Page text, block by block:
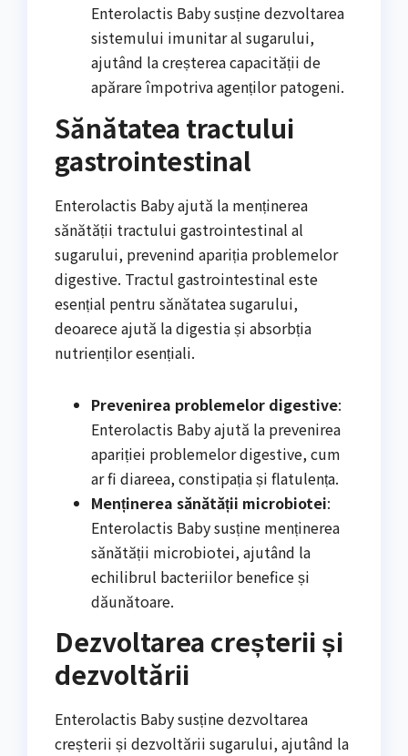
Enterolactis Baby susține dezvoltarea
sistemului imunitar al sugarului,
ajutând la creșterea capacității de
apărare împotriva agenților patogeni.
Sănătatea tractului
gastrointestinal
Enterolactis Baby ajută la menținerea
sănătății tractului gastrointestinal al
sugarului, prevenind apariția problemelor
digestive. Tractul gastrointestinal este
esențial pentru sănătatea sugarului,
deoarece ajută la digestia și absorbția
nutrienților esențiali.
Prevenirea problemelor digestive:
Enterolactis Baby ajută la prevenirea
apariției problemelor digestive, cum
ar fi diareea, constipația și flatulența.
Menținerea sănătății microbiotei:
Enterolactis Baby susține menținerea
sănătății microbiotei, ajutând la
echilibrul bacteriilor benefice și
dăunătoare.
Dezvoltarea creșterii și
dezvoltării
Enterolactis Baby susține dezvoltarea
creșterii și dezvoltării sugarului, ajutând la